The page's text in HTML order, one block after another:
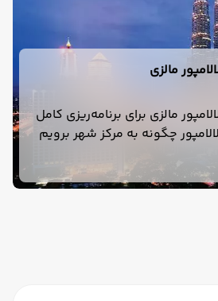
مالزی
مالزی برای برنامه‌ریزی کامل
چگونه به مرکز شهر برویم
چند روز مناسب است؟ بررسی